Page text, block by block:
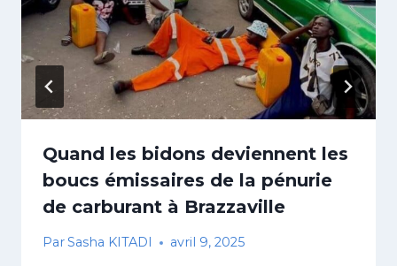
Quand les bidons deviennent les
boucs émissaires de la pénurie
de carburant à Brazzaville
ParSasha KITADI avril 9, 2025